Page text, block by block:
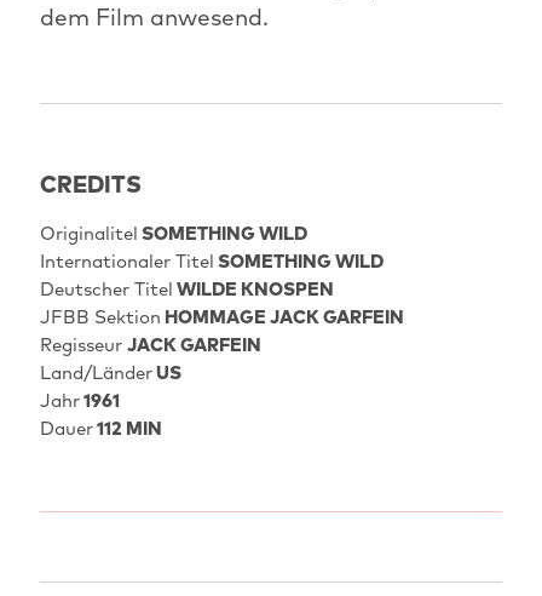
dem Film anwesend.
CREDITS
Originalitel SOMETHING WILD
Internationaler Titel SOMETHING WILD
Deutscher Titel WILDE KNOSPEN
JFBB Sektion HOMMAGE JACK GARFEIN
Regisseur JACK GARFEIN
Land/LänderUS
Jahr1961
Dauer112 MIN